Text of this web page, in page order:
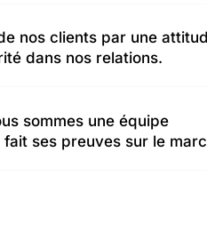
nos clients par une
dans nos relations.
sommes une équipe
ses preuves sur le